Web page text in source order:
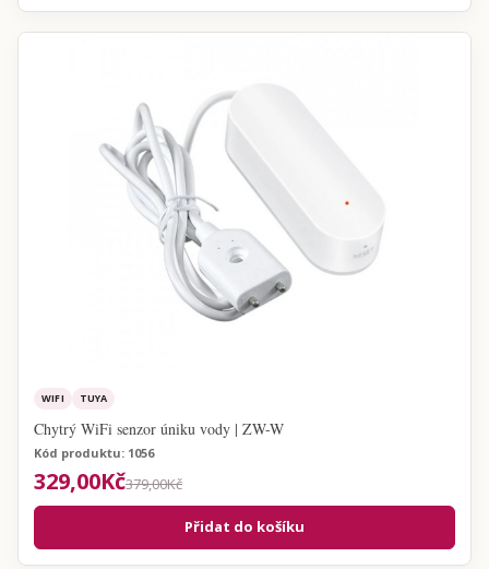
WIFI TUYA
Chytrý WiFi senzor úniku vody | ZW-W
Kód produktu: 1056
329,00Kč379,00Kč
Přidat do košíku